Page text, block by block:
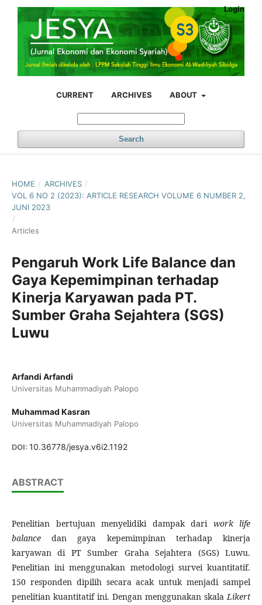
CURRENT ARCHIVES ABOUT
Search
Login
HOME / ARCHIVES /
VOL 6 NO 2 (2023): ARTICLE RESEARCH VOLUME 6 NUMBER 2,
JUNI 2023
/
Articles
Pengaruh Work Life Balance dan
Gaya Kepemimpinan terhadap
Kinerja Karyawan pada PT.
Sumber Graha Sejahtera (SGS)
Luwu
Arfandi Arfandi
Universitas Muhammadiyah Palopo
Muhammad Kasran
Universitas Muhammadiyah Palopo
DOI: 10.36778/jesya.v6i2.1192
ABSTRACT
Penelitian bertujuan menyelidiki dampak dari work life
balance dan gaya kepemimpinan terhadap kinerja
karyawan di PT Sumber Graha Sejahtera (SGS) Luwu.
Penelitian ini menggunakan metodologi survei kuantitatif.
150 responden dipilih secara acak untuk menjadi sampel
penelitian kuantitatif ini. Dengan menggunakan skalaLikert